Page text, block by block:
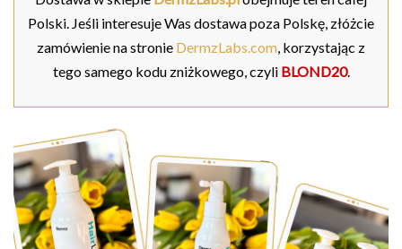
Polski. Jeśli interesuje Was dostawa poza Polskę, złóżcie
zamówienie na stronie DermzLabs.com, korzystając z
tego samego kodu zniżkowego, czyli BLOND20.